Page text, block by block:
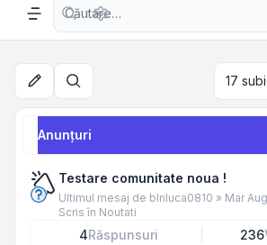
Navigation menu
Căutare avansată
Căutare 17
Anunţuri
Testare comunitate noua !
Ultimul mesaj de blnluca0810 » Mar
Scris în Noutati
4Răspunsuri 236